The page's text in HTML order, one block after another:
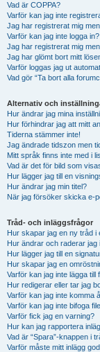
Vad är COPPA?
Varför kan jag inte
Jag har registrerat mig
Varför kan jag inte logga in?
Jag har registrerat mig
Jag har glömt bort mitt
Varför loggas jag ut
Vad gör “Ta bort alla
Alternativ och
Hur ändrar jag mina
Hur förhindrar jag att mitt
Tiderna stämmer inte!
Jag ändrade tidszon men
Mitt språk finns inte med i
Vad är det för bild som
Hur lägger jag till en
Hur ändrar jag min titel?
När jag försöker skicka e-
Tråd- och inläggsfrågor
Hur skapar jag en ny tråd i
Hur ändrar och raderar jag
Hur lägger jag till en
Hur skapar jag en
Varför kan jag inte lägga
Hur redigerar eller tar jag
Varför kan jag inte komma
Varför kan jag inte bifoga
Varför fick jag en varning?
Hur kan jag rapportera
Vad är “Spara”-knappen i
Varför måste mitt inlägg